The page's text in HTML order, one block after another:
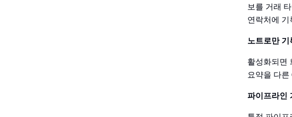
보를 거래
연락처에 기
노트로만 기
활성화되면
요약을 다
파이프라인